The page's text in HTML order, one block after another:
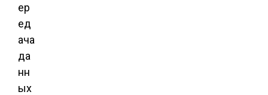
ер
ед
ача
да
нн
ых